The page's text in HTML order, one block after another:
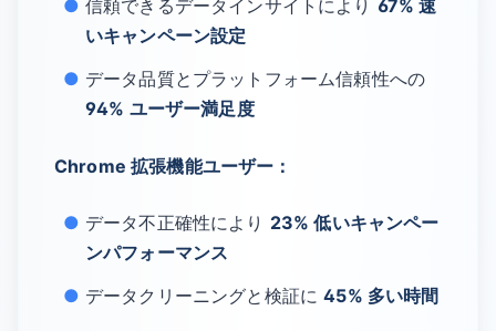
信頼できるデータインサイトにより 67% 速
いキャンペーン設定
データ品質とプラットフォーム信頼性への
94% ユーザー満足度
Chrome 拡張機能ユーザー：
データ不正確性により 23% 低いキャンペー
ンパフォーマンス
データクリーニングと検証に45% 多い時間